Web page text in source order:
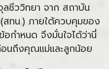
ลชีววิทยา จาก สถาบัน
(สทน.) ภายใต้ควบคุมของ
กำหนด จึงมั่นใจได้ว่านี่
นถึงคุณแม่และลูกน้อย